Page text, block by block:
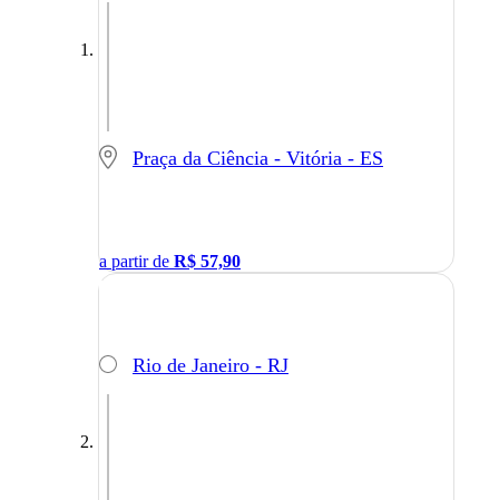
Praça da Ciência - Vitória - ES
a partir de R$ 57,90
Rio de Janeiro - RJ